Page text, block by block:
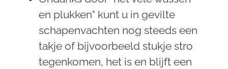
en plukken" kunt u in gevilte
schapenvachten nog steeds een
takje of bijvoorbeeld stukje stro
tegenkomen, het is en blijft een